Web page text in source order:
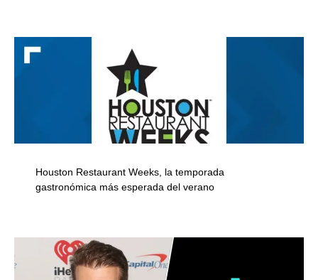
Houston Restaurant Weeks, la temporada
gastronómica más esperada del verano